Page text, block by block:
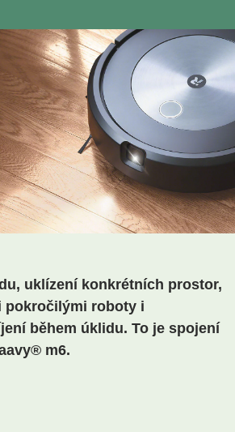
uklízení konkrétních prostor,
pokročilými roboty i
během úklidu. To je spojení
m6.